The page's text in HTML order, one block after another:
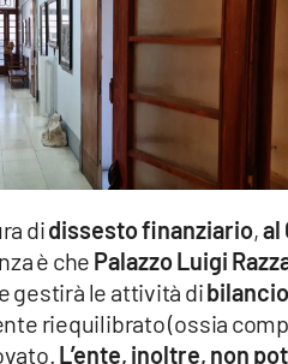
didissesto finanziario,al
è che Palazzo Luigi
gestirà le attività dibilancio
riequilibrato (ossia
L’ente, inoltre, non